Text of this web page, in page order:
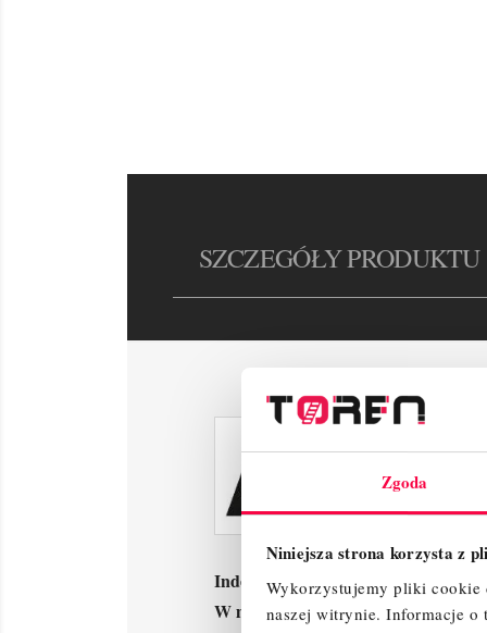
Zgoda
Niniejsza strona korzysta z
Wykorzystujemy pliki cookie
naszej witrynie. Informacje o
SZCZEGÓŁY PRODUKTU
Indeks 010004
W magazynie 1000 Przedmioty